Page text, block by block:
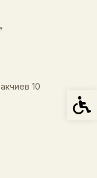
10